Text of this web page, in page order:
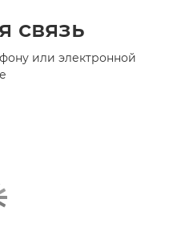
связь
или электронной